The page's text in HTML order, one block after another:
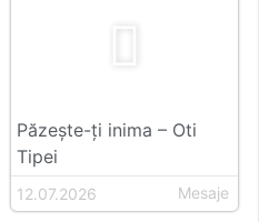
Păzește-ți inima – Oti
Tipei
12.07.2026 Mesaje